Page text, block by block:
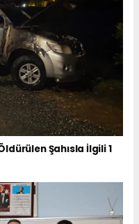
Şahısla İlgili 1